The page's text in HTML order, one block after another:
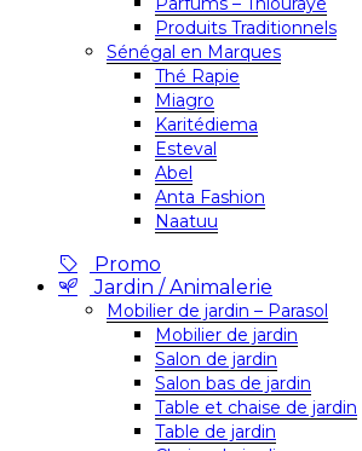
Produits Traditionnels
Sénégal en Marques
Thé Rapie
Miagro
Karitédiema
Esteval
Abel
Anta Fashion
Naatuu
Promo
Jardin / Animalerie
Mobilier de jardin – Parasol
Mobilier de jardin
Salon de jardin
Salon bas de jardin
Table et chaise de jardin
Table de jardin